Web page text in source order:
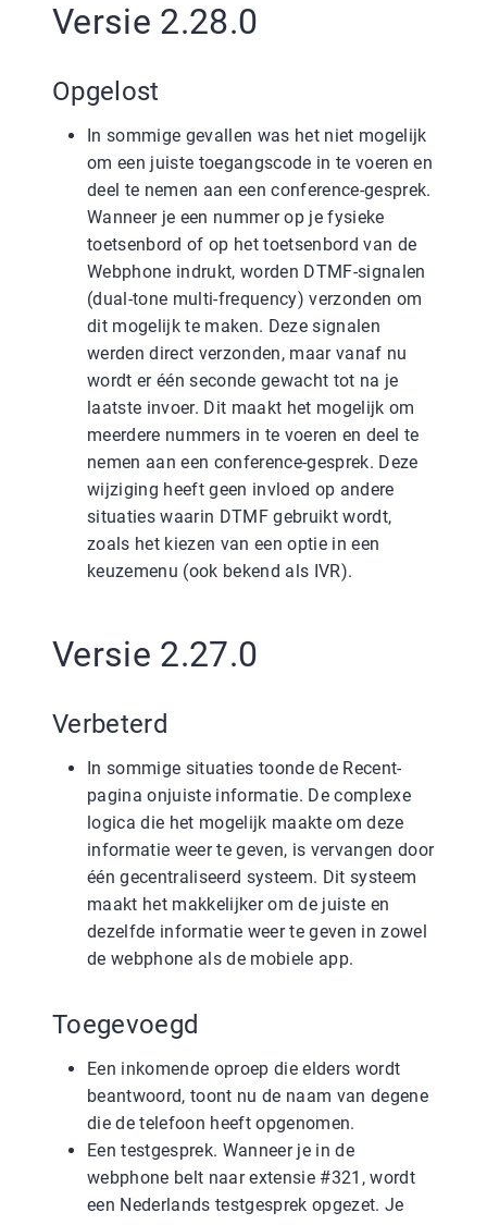
Versie 2.28.0
Opgelost
In sommige gevallen was het niet mogelijk
om een juiste toegangscode in te voeren en
deel te nemen aan een conference-gesprek.
Wanneer je een nummer op je fysieke
toetsenbord of op het toetsenbord van de
Webphone indrukt, worden DTMF-signalen
(dual-tone multi-frequency) verzonden om
dit mogelijk te maken. Deze signalen
werden direct verzonden, maar vanaf nu
wordt er één seconde gewacht tot na je
laatste invoer. Dit maakt het mogelijk om
meerdere nummers in te voeren en deel te
nemen aan een conference-gesprek. Deze
wijziging heeft geen invloed op andere
situaties waarin DTMF gebruikt wordt,
zoals het kiezen van een optie in een
keuzemenu (ook bekend als IVR).
Versie 2.27.0
Verbeterd
In sommige situaties toonde de Recent-
pagina onjuiste informatie. De complexe
logica die het mogelijk maakte om deze
informatie weer te geven, is vervangen door
één gecentraliseerd systeem. Dit systeem
maakt het makkelijker om de juiste en
dezelfde informatie weer te geven in zowel
de webphone als de mobiele app.
Toegevoegd
Een inkomende oproep die elders wordt
beantwoord, toont nu de naam van degene
die de telefoon heeft opgenomen.
Een testgesprek. Wanneer je in de
webphone belt naar extensie #321, wordt
een Nederlands testgesprek opgezet. Je